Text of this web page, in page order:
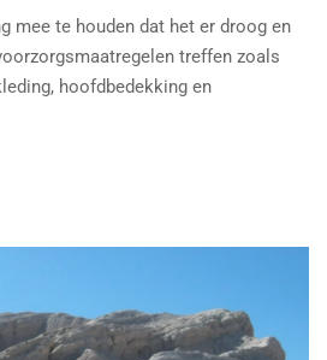
mee te houden dat het er droog en
treffen zoals
hoofdbedekking en